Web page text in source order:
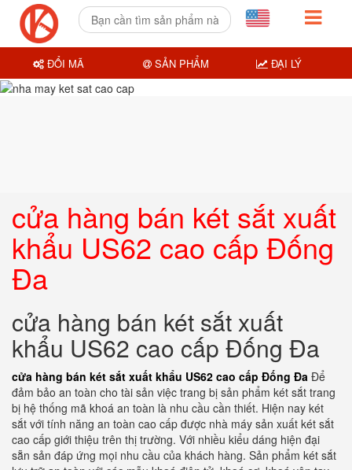
cửa hàng bán két sắt xuất
khẩu US62 cao cấp Đống
Đa
cửa hàng bán két sắt xuất
khẩu US62 cao cấp Đống Đa
cửa hàng bán két sắt xuất khẩu US62 cao cấp Đống Đa Để
đảm bảo an toàn cho tài sản việc trang bị sản phẩm két sắt trang
bị hệ thống mã khoá an toàn là nhu cầu cần thiết. Hiện nay két
sắt với tính năng an toàn cao cấp được nhà máy sản xuất két sắt
cao cấp giới thiệu trên thị trường. Với nhiều kiểu dáng hiện đại
sẵn sản đáp ứng mọi nhu cầu của khách hàng. Sản phẩm két sắt
ĐỔI MÃ SẢN PHẨM ĐẠI LÝ